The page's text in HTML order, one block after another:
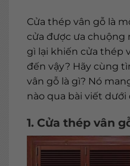
Cửa thép vân gỗ là
cửa được ưa chuộng
gì lại khiến cửa thép
đến vậy? Hãy cùng
vân gỗ là gì? Nó
nào qua bài viết dưới
1. Cửa thép vân